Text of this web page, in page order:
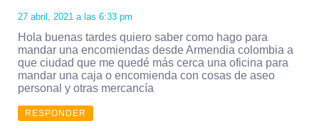
27 abril, 2021 a las 6:33 pm
Hola buenas tardes quiero saber como hago para
mandar una encomiendas desde Armendia colombia a
que ciudad que me quedé más cerca una oficina para
mandar una caja o encomienda con cosas de aseo
personal y otras mercancía
RESPONDER